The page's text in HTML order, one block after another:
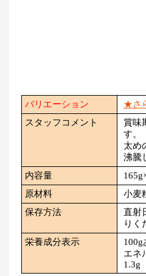
バリエーション
★さ
スタッフコメント
賞味
す。
太め
沸騰
内容量
原材料
小麦
保存方法
直射
りく
栄養成分表示
100g
エネ
1.3g